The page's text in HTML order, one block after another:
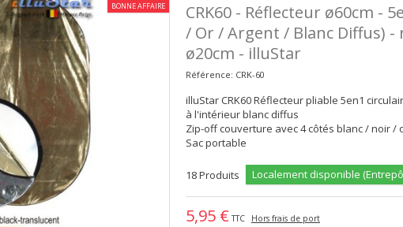
BONNE AFFAIRE
CRK60 - Réflecteur ø60cm -
/ Or / Argent / Blanc Diffus) -
ø20cm - illuStar
Référence: CRK-60
illuStar CRK60 Réflecteur pliable 5en1
à l'intérieur blanc diffus
Zip-off couverture avec 4 côtés blanc / noir /
Sac portable
18Produits Localement disponible
5,95 € TTC Hors frais de port